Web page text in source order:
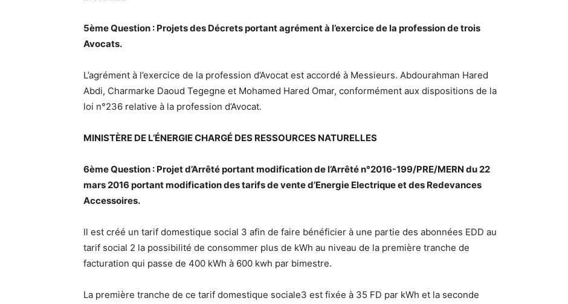
5ème Question : Projets des Décrets portant agrément à l’exercice de la profession de trois
Avocats.
L’agrément à l’exercice de la profession d’Avocat est accordé à Messieurs. Abdourahman Hared
Abdi, Charmarke Daoud Tegegne et Mohamed Hared Omar, conformément aux dispositions de la
loi n°236 relative à la profession d’Avocat.
MINISTÈRE DE L’ÉNERGIE CHARGÉ DES RESSOURCES NATURELLES
6ème Question : Projet d’Arrêté portant modification de l’Arrêté n°2016-199/PRE/MERN du 22
mars 2016 portant modification des tarifs de vente d’Energie Electrique et des Redevances
Accessoires.
Il est créé un tarif domestique social 3 afin de faire bénéficier à une partie des abonnées EDD au
tarif social 2 la possibilité de consommer plus de kWh au niveau de la première tranche de
facturation qui passe de 400 kWh à 600 kwh par bimestre.
La première tranche de ce tarif domestique sociale3 est fixée à 35 FD par kWh et la seconde